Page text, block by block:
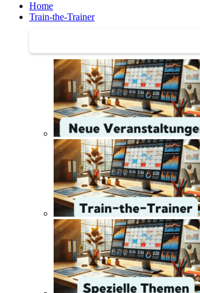
Home
Train-the-Trainer